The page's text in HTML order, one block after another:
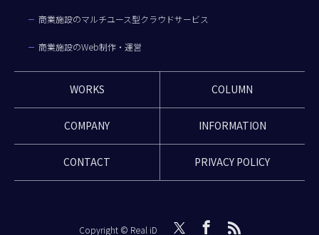
商業施設のマルチユース型クラウドサービス
商業施設のWeb制作・運営
WORKS COLUMN
COMPANY INFORMATION
CONTACT PRIVACY POLICY
Copyright © Real iD